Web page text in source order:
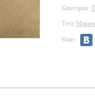
Категории:
Теги:
Share: